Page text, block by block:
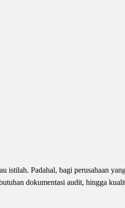
istilah. Padahal, bagi perusahaan
dokumentasi audit, hingga